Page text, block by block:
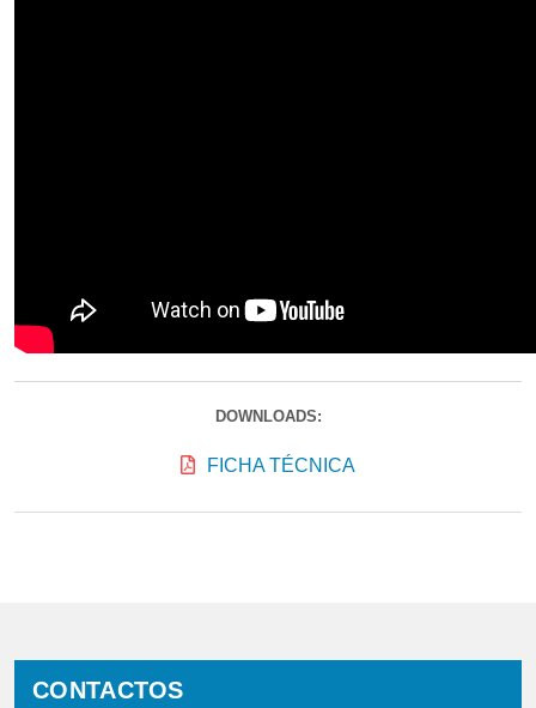
DOWNLOADS:
FICHA TÉCNICA
CONTACTOS